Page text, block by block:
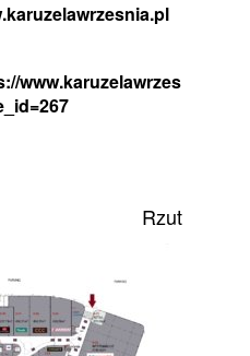
www.karuzelawrzesnia.pl/?
Rzut